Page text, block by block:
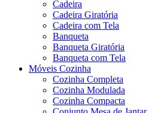
Cadeira
Cadeira Giratória
Cadeira com Tela
Banqueta
Banqueta Giratória
Banqueta com Tela
Móveis Cozinha
Cozinha Completa
Cozinha Modulada
Cozinha Compacta